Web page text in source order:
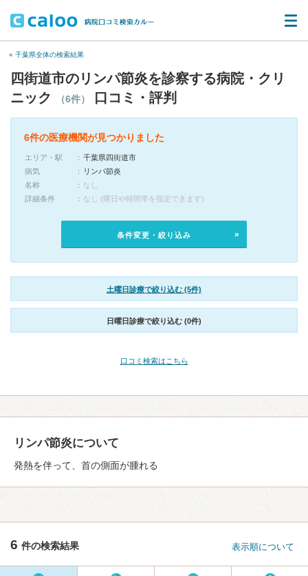
« 千葉県全体の検索結果
四街道市のリンパ節炎を診察する病院・クリ
ニック
（6件） 口コミ・評判
6件の医療機関が見つかりました
エリア・駅
千葉県四街道市
病気
リンパ節炎
名称
なし
詳細条件
なし (曜日や時間帯を指定できます)
条件変更・絞り込み
土曜日診療で絞り込む (5件)
日曜日診療で絞り込む (0件)
口コミ検索はこちら
リンパ節炎について
発熱を伴って、首の側面が腫れる
6 件の検索結果 表示順について